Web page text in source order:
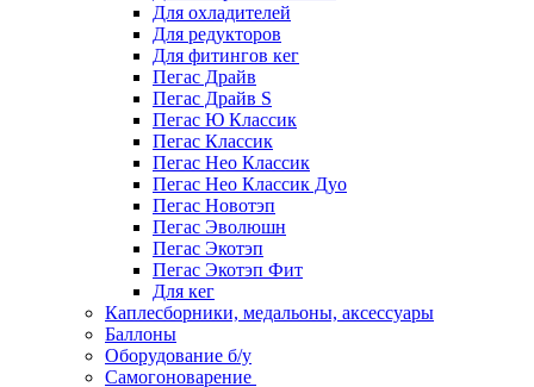
Для охладителей
Для редукторов
Для фитингов кег
Пегас Драйв
Пегас Драйв S
Пегас Ю Классик
Пегас Классик
Пегас Нео Классик
Пегас Нео Классик Дуо
Пегас Новотэп
Пегас Эволюшн
Пегас Экотэп
Пегас Экотэп Фит
Для кег
Каплесборники, медальоны, аксессуары
Баллоны
Оборудование б/у
Самогоноварение